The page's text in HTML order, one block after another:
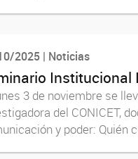
2025 | Noticias
Institucional
3 de noviembre se
del CONICET,
y poder: Quién